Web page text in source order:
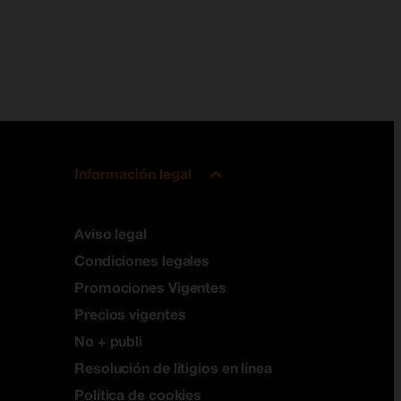
Información legal
Aviso legal
Condiciones legales
Promociones Vigentes
Precios vigentes
No + publi
Resolución de litigios en línea
Política de cookies